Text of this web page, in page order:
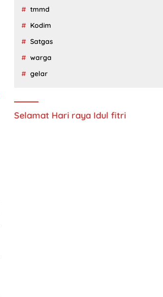
tmmd
Kodim
Satgas
warga
gelar
Selamat Hari raya Idul fitri